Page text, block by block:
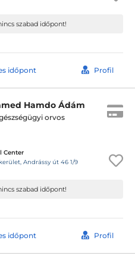
szabad időpont!
időpont Profil
Hamdo Ádám
orvos
Center
Andrássy út 46 1/9
szabad időpont!
időpont Profil